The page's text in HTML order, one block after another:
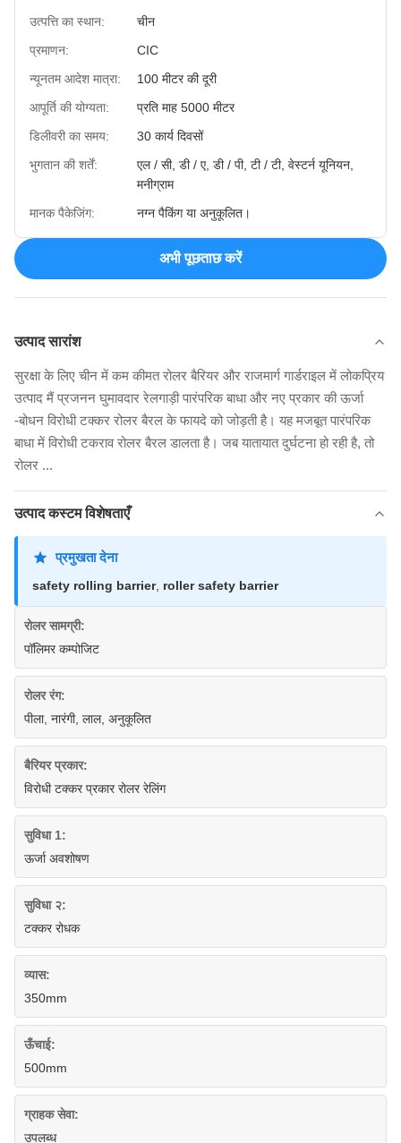
उत्पत्ति का स्थान:
चीन
प्रमाणन:
CIC
न्यूनतम आदेश मात्रा:
100 मीटर की दूरी
आपूर्ति की योग्यता:
प्रति माह 5000 मीटर
डिलीवरी का समय:
30 कार्य दिवसों
भुगतान की शर्तें:
एल / सी, डी / ए, डी / पी, टी / टी, वेस्टर्न यूनियन,
मनीग्राम
मानक पैकेजिंग:
नग्न पैकिंग या अनुकूलित।
अभी पूछताछ करें
उत्पाद सारांश
सुरक्षा के लिए चीन में कम कीमत रोलर बैरियर और राजमार्ग गार्डराइल में लोकप्रिय
उत्पाद मैं प्रजनन घुमावदार रेलगाड़ी पारंपरिक बाधा और नए प्रकार की ऊर्जा
-बोधन विरोधी टक्कर रोलर बैरल के फायदे को जोड़ती है। यह मजबूत पारंपरिक
बाधा में विरोधी टकराव रोलर बैरल डालता है। जब यातायात दुर्घटना हो रही है, तो
रोलर ...
उत्पाद कस्टम विशेषताएँ
प्रमुखता देना
safety rolling barrier, roller safety barrier
रोलर सामग्री:
पॉलिमर कम्पोजिट
रोलर रंग:
पीला, नारंगी, लाल, अनुकूलित
बैरियर प्रकार:
विरोधी टक्कर प्रकार रोलर रेलिंग
सुविधा 1:
ऊर्जा अवशोषण
सुविधा २:
टक्कर रोधक
व्यास:
350mm
ऊँचाई:
500mm
ग्राहक सेवा:
उपलब्ध